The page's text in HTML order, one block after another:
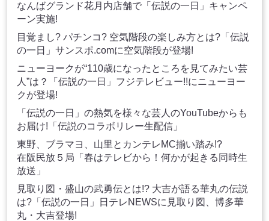
なんばグランド花月内店舗で「伝説の一日」キャンペ
ーン実施!
目覚まし? パチンコ? 空気階段の楽しみ方とは?「伝説
の一日」サンスポ.comに空気階段が登場!
ニューヨークが“110歳になったところを見てみたい芸
人”は？「伝説の一日」フジテレビュー!!にニューヨー
クが登場!
「伝説の一日」の熱気を様々な芸人のYouTubeからも
お届け!「伝説のコラボリレー生配信」
東野、ブラマヨ、山里とカンテレMC揃い踏み!?
在阪民放５局「春はテレビから！何かが起きる同時生
放送」
見取り図・盛山の武勇伝とは!? 大吉が語る華丸の伝説
は?「伝説の一日」日テレNEWSに見取り図、博多華
丸・大吉登場!